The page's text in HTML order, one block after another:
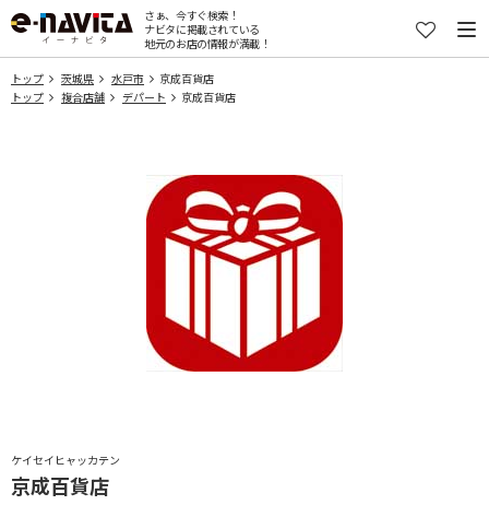
さぁ、今すぐ検索！
ナビタに掲載されている
地元のお店の情報が満載！
トップ 茨城県 水戸市
京成百貨店
トップ
複合店舗 デパート 京成百貨店
ケイセイヒャッカテン
京成百貨店